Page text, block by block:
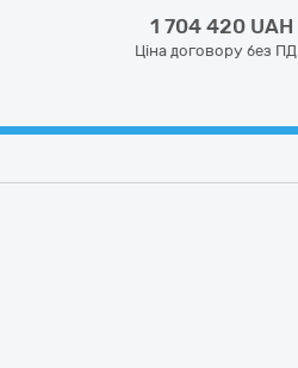
1 704 420 UAH
Ціна договору без